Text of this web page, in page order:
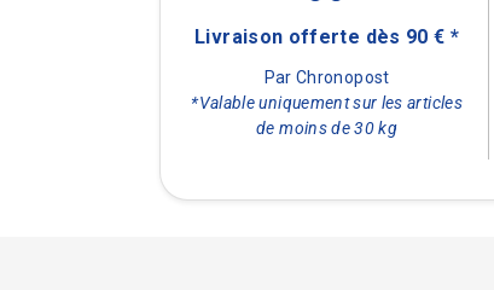
Livraison offerte dès 90 € *
Par Chronopost
*Valable uniquement sur les articles
de moins de 30 kg